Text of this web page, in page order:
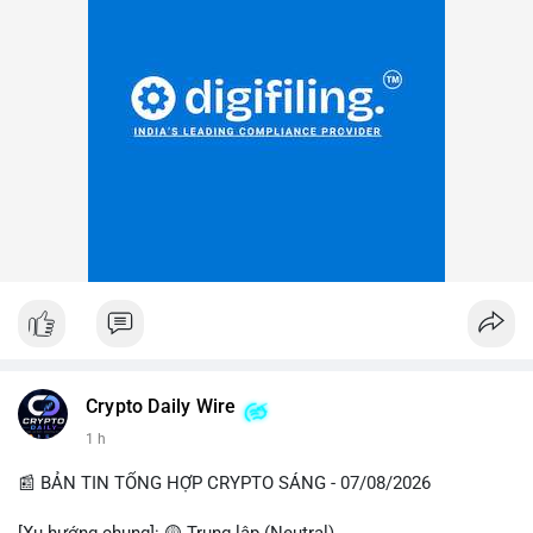
Crypto Daily Wire
1 h
📰 BẢN TIN TỔNG HỢP CRYPTO SÁNG - 07/08/2026